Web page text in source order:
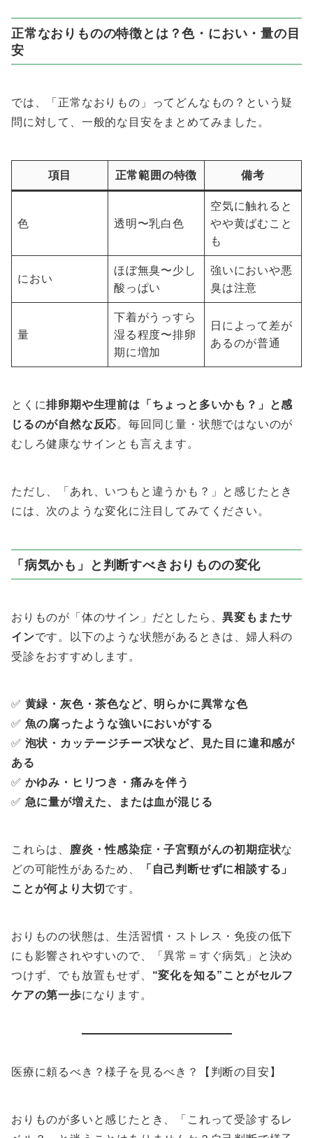
正常なおりものの特徴とは？色・におい・量の目
安
では、「正常なおりもの」ってどんなもの？という疑
問に対して、一般的な目安をまとめてみました。
項目 正常範囲の特徴 備考
色 透明〜乳白色
空気に触れると
やや黄ばむこと
も
におい
ほぼ無臭〜少し
酸っぱい
強いにおいや悪
臭は注意
量
下着がうっすら
湿る程度〜排卵
期に増加
日によって差が
あるのが普通
とくに排卵期や生理前は「ちょっと多いかも？」と感
じるのが自然な反応。毎回同じ量・状態ではないのが
むしろ健康なサインとも言えます。
ただし、「あれ、いつもと違うかも？」と感じたとき
には、次のような変化に注目してみてください。
「病気かも」と判断すべきおりものの変化
おりものが「体のサイン」だとしたら、異変もまたサ
インです。以下のような状態があるときは、婦人科の
受診をおすすめします。
✅ 黄緑・灰色・茶色など、明らかに異常な色
✅ 魚の腐ったような強いにおいがする
✅ 泡状・カッテージチーズ状など、見た目に違和感が
ある
✅ かゆみ・ヒリつき・痛みを伴う
✅ 急に量が増えた、または血が混じる
これらは、 膣炎・性感染症・子宮頸がんの初期症状な
どの可能性があるため、
「自己判断せずに相談する」
ことが何より大切 です。
おりものの状態は、生活習慣・ストレス・免疫の低下
にも影響されやすいので、「異常＝すぐ病気」と決め
つけず、でも放置もせず、 “変化を知る”ことがセルフ
ケアの第一歩になります。
医療に頼るべき？様子を見るべき？【判断の目安】
おりものが多いと感じたとき、「これって受診するレ